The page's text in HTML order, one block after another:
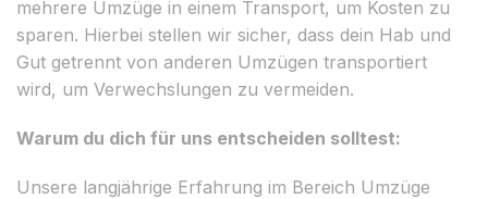
mehrere Umzüge in einem Transport, um Kosten zu
sparen. Hierbei stellen wir sicher, dass dein Hab und
Gut getrennt von anderen Umzügen transportiert
wird, um Verwechslungen zu vermeiden.
Warum du dich für uns entscheiden solltest:
Unsere langjährige Erfahrung im Bereich Umzüge